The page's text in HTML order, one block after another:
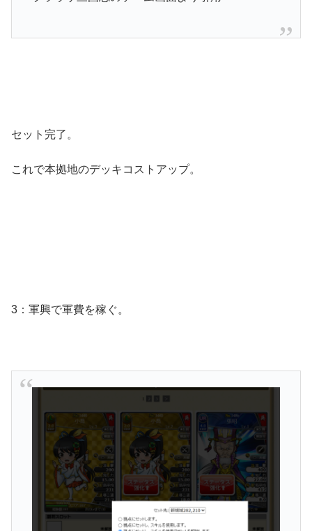
セット完了。
これで本拠地のデッキコストアップ。
3：軍興で軍費を稼ぐ。